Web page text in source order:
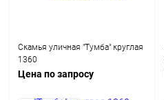
Скамья уличная "Тумба" круглая
1360
Цена по запросу